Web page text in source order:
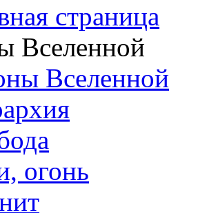
страница
Вселенной
Вселенной
огонь